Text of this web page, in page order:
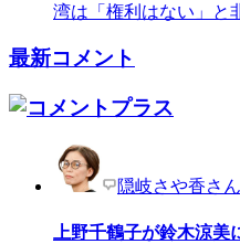
湾は「権利はない」と
最新コメント
隠岐さや香さ
上野千鶴子が鈴木涼